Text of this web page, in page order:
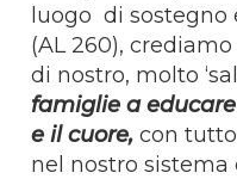
luogo di sostegno
(AL 260),
di nostro, molto
famiglie a
e il cuore,con
nel nostro sistema